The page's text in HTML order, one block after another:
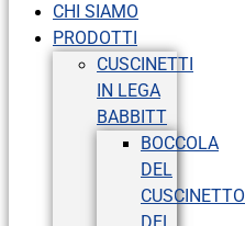
CHI SIAMO
PRODOTTI
CUSCINETTI
IN LEGA
BABBITT
BOCCOLA
DEL
CUSCINETTO